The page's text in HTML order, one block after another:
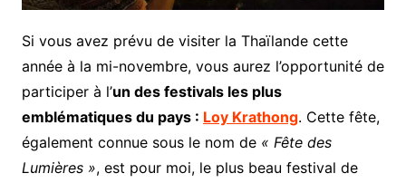
Si vous avez prévu de visiter la Thaïlande cette
année à la mi-novembre, vous aurez l’opportunité de
participer à l’un des festivals les plus
emblématiques du pays : Loy Krathong. Cette fête,
également connue sous le nom de « Fête des
Lumières », est pour moi, le plus beau festival de